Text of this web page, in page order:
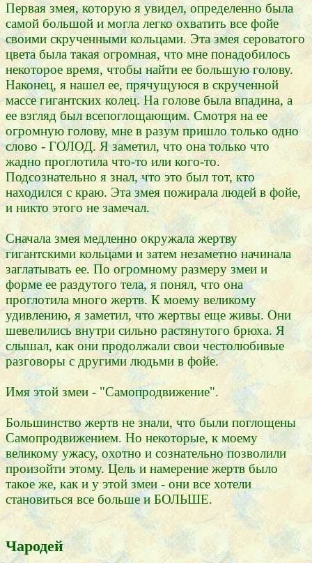
Первая змея, которую я увидел, определенно была
самой большой и могла легко охватить все фойе
своими скрученными кольцами. Эта змея сероватого
цвета была такая огромная, что мне понадобилось
некоторое время, чтобы найти ее большую голову.
Наконец, я нашел ее, прячущуюся в скрученной
массе гигантских колец. На голове была впадина, а
ее взгляд был всепоглощающим. Смотря на ее
огромную голову, мне в разум пришло только одно
слово - ГОЛОД. Я заметил, что она только что
жадно проглотила что-то или кого-то.
Подсознательно я знал, что это был тот, кто
находился с краю. Эта змея пожирала людей в фойе,
и никто этого не замечал.
Сначала змея медленно окружала жертву
гигантскими кольцами и затем незаметно начинала
заглатывать ее. По огромному размеру змеи и
форме ее раздутого тела, я понял, что она
проглотила много жертв. К моему великому
удивлению, я заметил, что жертвы еще живы. Они
шевелились внутри сильно растянутого брюха. Я
слышал, как они продолжали свои честолюбивые
разговоры с другими людьми в фойе.
Имя этой змеи - "Самопродвижение".
Большинство жертв не знали, что были поглощены
Самопродвижением. Но некоторые, к моему
великому ужасу, охотно и сознательно позволили
произойти этому. Цель и намерение жертв было
такое же, как и у этой змеи - они все хотели
становиться все больше и БОЛЬШЕ.
Чародей